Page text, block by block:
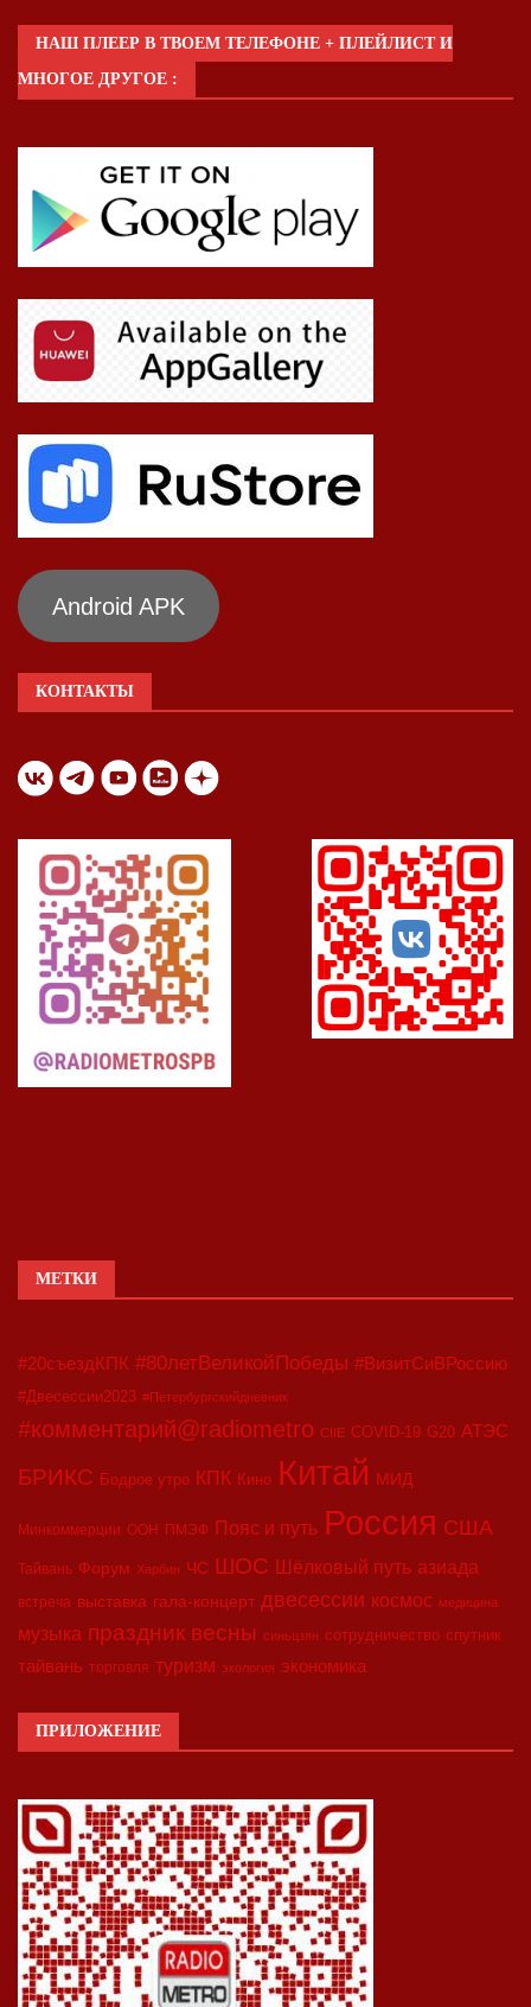
НАШ ПЛЕЕР В ТВОЕМ ТЕЛЕФОНЕ + ПЛЕЙЛИСТ И
МНОГОЕ ДРУГОЕ :
Android APK
КОНТАКТЫ
МЕТКИ
#20съездКПК #80летВеликойПобеды #ВизитСиВРоссию
#Двесессии2023 #Петербургскийдневник
#комментарий@radiometro CIIE COVID-19 G20 АТЭС
БРИКС Бодрое утро КПК Кино Китай МИД
Минкоммерции ООН ПМЭФ Пояс и путь Россия США
Тайвань Форум Харбин ЧС ШОС Шёлковый путь азиада
встреча выставка гала-концерт двесессии космос медицина
музыка праздник весны синьцзян сотрудничество спутник
тайвань торговля туризм экология экономика
ПРИЛОЖЕНИЕ